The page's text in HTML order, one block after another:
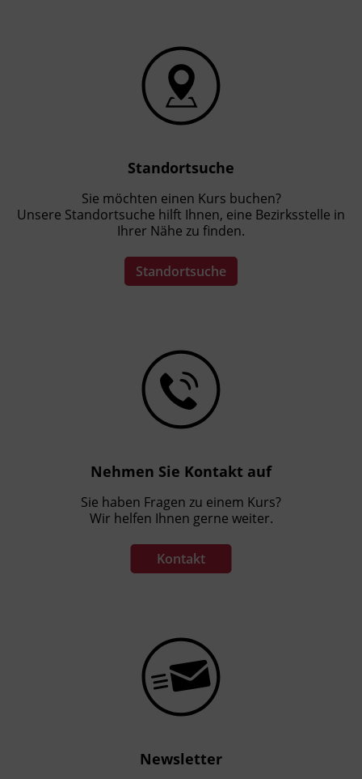
Standortsuche
Sie möchten einen Kurs buchen?
Unsere Standortsuche hilft Ihnen, eine Bezirksstelle in
Ihrer Nähe zu finden.
Standortsuche
Nehmen Sie Kontakt auf
Sie haben Fragen zu einem Kurs?
Wir helfen Ihnen gerne weiter.
Kontakt
Newsletter